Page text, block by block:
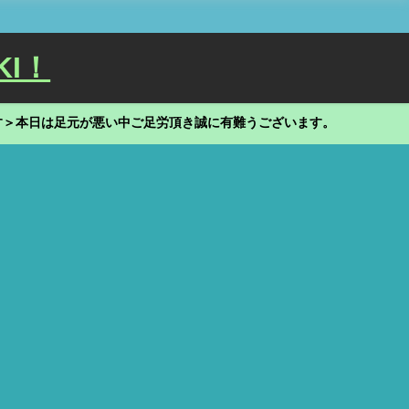
！
本日は足元が悪い中ご足労頂き誠に有難うございます。